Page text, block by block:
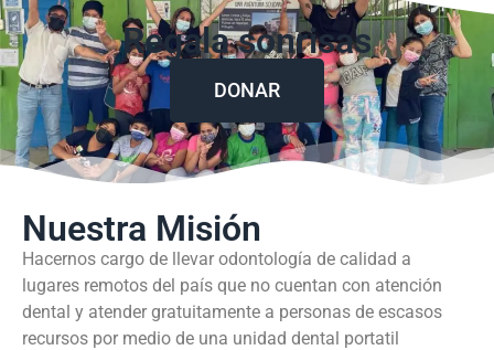
Regala sonrisas
DONAR
Nuestra Misión
Hacernos cargo de llevar odontología de calidad a
lugares remotos del país que no cuentan con atención
dental y atender gratuitamente a personas de escasos
recursos por medio de una unidad dental portatil